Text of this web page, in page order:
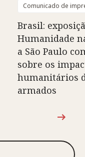
Comunicado de
Brasil:
Humanidade
a São Paulo
sobre os
humanitários
armados